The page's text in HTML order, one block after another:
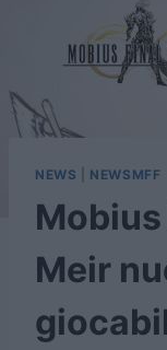
NEWS NEWSMFF
Meir